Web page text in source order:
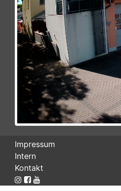
Impressum
Intern
Kontakt